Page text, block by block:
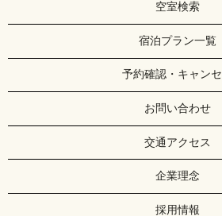
空室検索
宿泊プラン一覧
予約確認・キャン
お問い合わせ
交通アクセス
企業理念
採用情報